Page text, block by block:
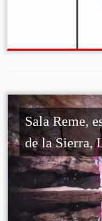
Sala Reme,
de la Sierra,